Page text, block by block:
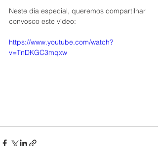
Neste dia especial, queremos compartilhar
convosco este vídeo:
https://www.youtube.com/watch?
v=TnDKGC3mqxw